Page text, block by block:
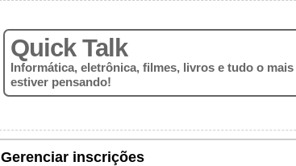
Quick Talk
Informática, eletrônica, filmes, livros e tudo o mais
estiver pensando!
Gerenciar inscrições